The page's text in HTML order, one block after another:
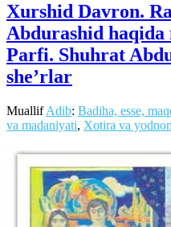
Xurshid Davron.
Abdurashid
Parfi. Shuhrat
she’rlar
MuallifAdib: Badiha, esse,
va madaniyati, Xotira va